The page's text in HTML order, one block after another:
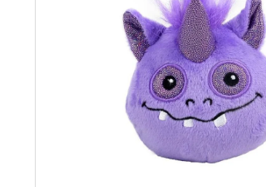
Chci se přihlásit
Přečtěte si našeZásady zpracování
údajů